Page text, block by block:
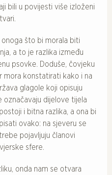
bili u povijesti više izloženi
što bi morala biti
a to je razlika između
psovke. Doduše, čovjeku
mora konstatirati kako i na
glagole koji opisuju
označavaju dijelove tijela
i bitna razlika, a ona bi
ovako: na sjeveru se
pojavljuju članovi
sfere.
onda nam se otvara